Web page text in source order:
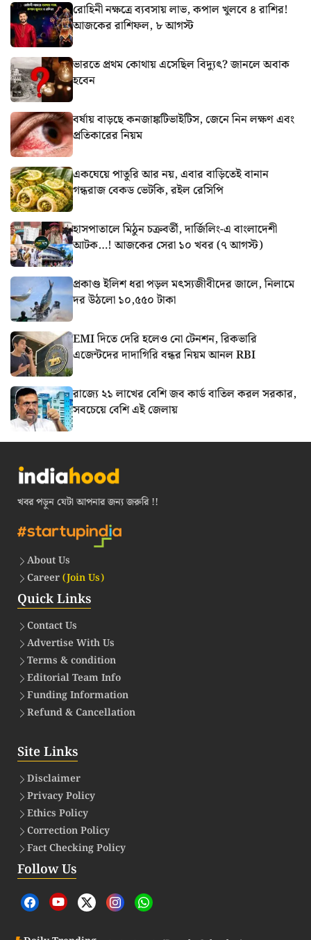
রোহিনী নক্ষত্রে ব্যবসায় লাভ, কপাল খুলবে ৪ রাশির!
আজকের রাশিফল, ৮ আগস্ট
ভারতে প্রথম কোথায় এসেছিল বিদ্যুৎ? জানলে অবাক
হবেন
বর্ষায় বাড়ছে কনজাঙ্কটিভাইটিস, জেনে নিন লক্ষণ এবং
প্রতিকারের নিয়ম
একঘেয়ে পাতুরি আর নয়, এবার বাড়িতেই বানান
গন্ধরাজ বেকড ভেটকি, রইল রেসিপি
হাসপাতালে মিঠুন চক্রবর্তী, দার্জিলিং-এ বাংলাদেশী
আটক…! আজকের সেরা ১০ খবর (৭ আগস্ট)
প্রকাণ্ড ইলিশ ধরা পড়ল মৎস্যজীবীদের জালে, নিলামে
দর উঠলো ১০,৫৫০ টাকা
EMI দিতে দেরি হলেও নো টেনশন, রিকভারি
এজেন্টদের দাদাগিরি বন্ধর নিয়ম আনল RBI
রাজ্যে ২১ লাখের বেশি জব কার্ড বাতিল করল সরকার,
সবচেয়ে বেশি এই জেলায়
খবর পড়ুন যেটা আপনার জন্য জরুরি !!
About Us
Career(Join Us)
Quick Links
Contact Us
Advertise With Us
Terms & condition
Editorial Team Info
Funding Information
Refund & Cancellation
Site Links
Disclaimer
Privacy Policy
Ethics Policy
Correction Policy
Fact Checking Policy
Follow Us